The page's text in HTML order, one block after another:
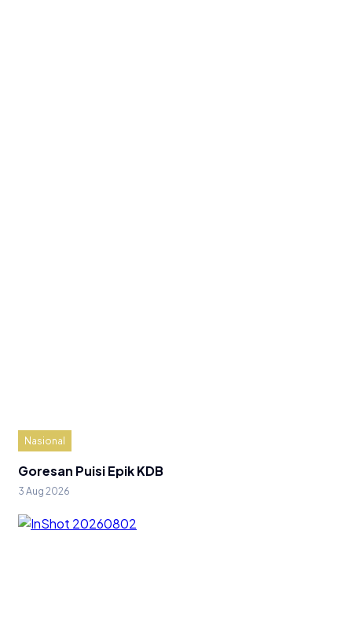
Nasional
Goresan Puisi Epik KDB
3 Aug 2026